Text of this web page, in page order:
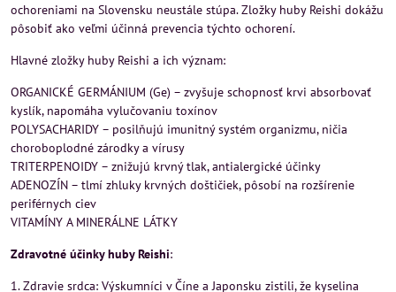
ochoreniami na Slovensku neustále stúpa. Zložky huby Reishi dokážu
pôsobiť ako veľmi účinná prevencia týchto ochorení.
Hlavné zložky huby Reishi a ich význam:
ORGANICKÉ GERMÁNIUM (Ge) – zvyšuje schopnosť krvi absorbovať
kyslík, napomáha vylučovaniu toxínov
POLYSACHARIDY – posilňujú imunitný systém organizmu, ničia
choroboplodné zárodky a vírusy
TRITERPENOIDY – znižujú krvný tlak, antialergické účinky
ADENOZÍN – tlmí zhluky krvných doštičiek, pôsobí na rozšírenie
periférnych ciev
VITAMÍNY A MINERÁLNE LÁTKY
Zdravotné účinky huby Reishi:
1. Zdravie srdca: Výskumníci v Číne a Japonsku zistili, že kyselina